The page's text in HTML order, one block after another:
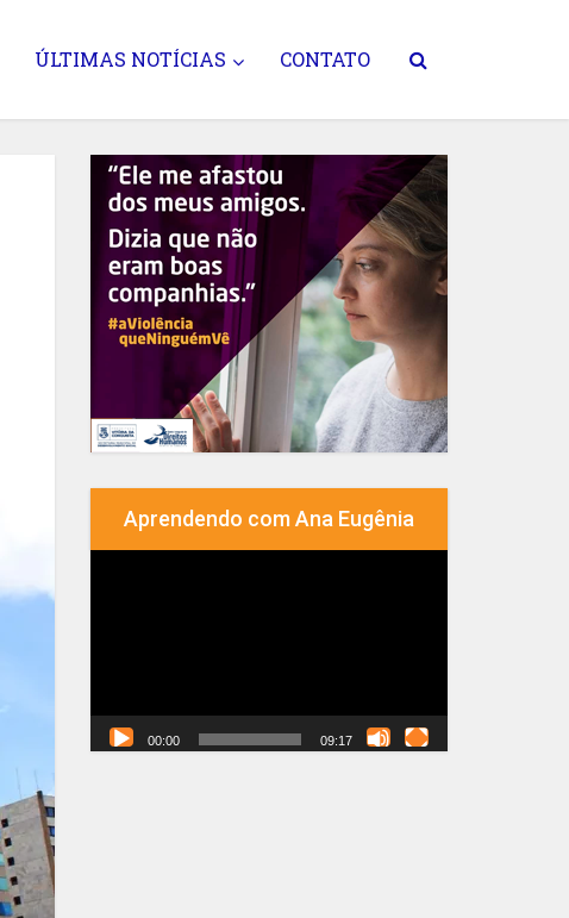
ÚLTIMAS NOTÍCIAS CONTATO
Aprendendo com Ana Eugênia
00:00 09:17